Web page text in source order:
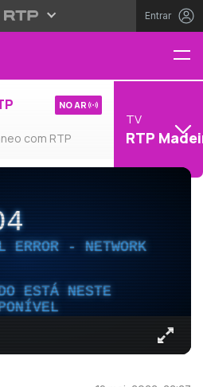
Entrar
com RTP
NO AR
TV
RTP
ERROR - NETWORK
ESTÁ NESTE